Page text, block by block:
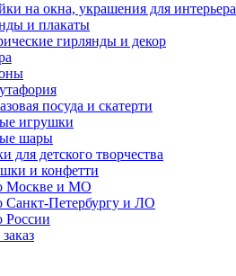
на окна, украшения для интерьера
и плакаты
гирлянды и декор
посуда и скатерти
игрушки
шары
для детского творчества
и конфетти
Москве и МО
Санкт-Петербургу и ЛО
России